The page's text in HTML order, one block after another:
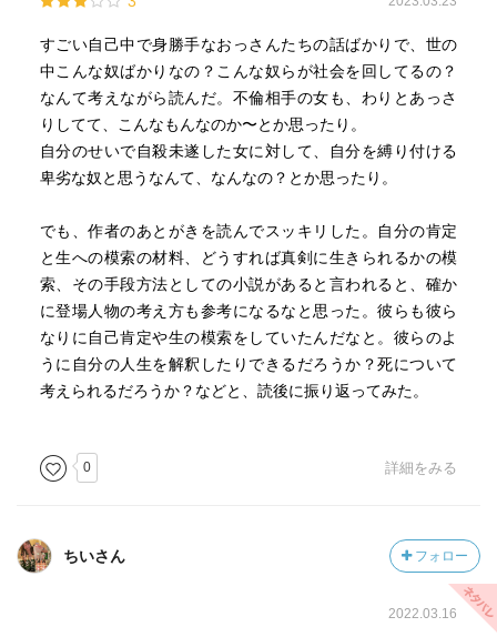
ぎてムカつく。叫び出したくなる。
＊
これは流石に胸糞悪かった。
ストーリーとしてはちょうどいい、ハッピーエンドという
どすぎるよね何これ舐めとんのか
「自分の心に真っ正直になる」ことを守り通す覚悟、それ
はわかる。ぜひそうしてほしい。
「どうしても恵理を失うわけには行かなかった。」それも
わかる。
だろうなと思う。
野島の言うこともわかるよ。とてもよくわかる。
すごい自己中で身勝手なおっさんたちの話ばかりで、世の
中こんな奴ばかりなの？こんな奴らが社会を回してるの？
なんて考えながら読んだ。不倫相手の女も、わりとあっさ
りしてて、こんなもんなのか〜とか思ったり。
自分のせいで自殺未遂した女に対して、自分を縛り付ける
卑劣な奴と思うなんて、なんなの？とか思ったり。
でも、作者のあとがきを読んでスッキリした。自分の肯定
と生への模索の材料、どうすれば真剣に生きられるかの模
索、その手段方法としての小説があると言われると、確か
に登場人物の考え方も参考になるなと思った。彼らも彼ら
なりに自己肯定や生の模索をしていたんだなと。彼らのよ
うに自分の人生を解釈したりできるだろうか？死について
考えられるだろうか？などと、読後に振り返ってみた。
0 詳細をみる
ちいさん フォロー
2022.03.16